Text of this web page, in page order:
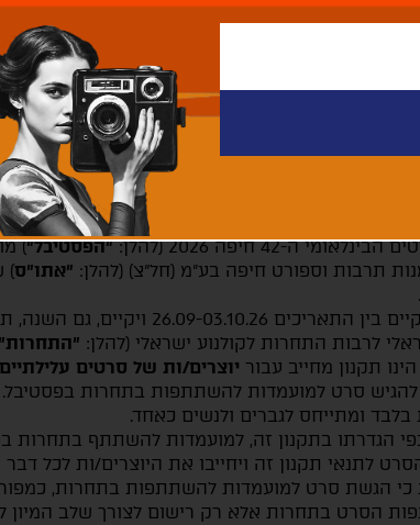
ה-42 חיפה 2026 (להלן: "הפסטיבל")
תרבות וספורט חיפה בע"מ (חל"צ) (להלן: "אתו"ס)
הפסטיבל יתקיים בין התאריכים 26.09-
לרבות התחרות לקולנוע ישראלי (להלן: "התחרות"
תקנון מחייב עבור יוצרים/ות של סרטים
להגיש סרט למועמדות להשתתפות בתחרות בפסטיבל.
בלבד ומתייחס לגברים ולנשים כאחד.
הגדרתו בתקנון זה, למועמדות להשתתף בתחרות
לתנאי תקנון זה ויחייבו את היוצרים/ות לכל דבר
כי הגשת סרט למועמדות להשתתפות בתחרות,
הסרט בתחרות אלא רק רישום לצורך שלב המיון